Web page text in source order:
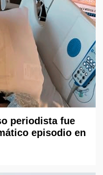
periodista fue
episodio en